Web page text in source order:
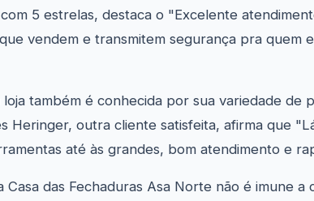
5 estrelas, destaca o "Excelente
vendem e transmitem segurança pra quem
loja também é conhecida por sua variedade de
Heringer, outra cliente satisfeita, afirma que
até às grandes, bom atendimento e
Casa das Fechaduras Asa Norte não é imune a